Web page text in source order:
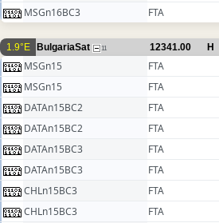
MSGn16BC3
FTA
1.9°E BulgariaSat 11 12341.00 H
MSGn15 FTA
MSGn15
FTA
DATAn15BC2
FTA
DATAn15BC2
FTA
DATAn15BC3
FTA
DATAn15BC3
FTA
CHLn15BC3
FTA
CHLn15BC3
FTA